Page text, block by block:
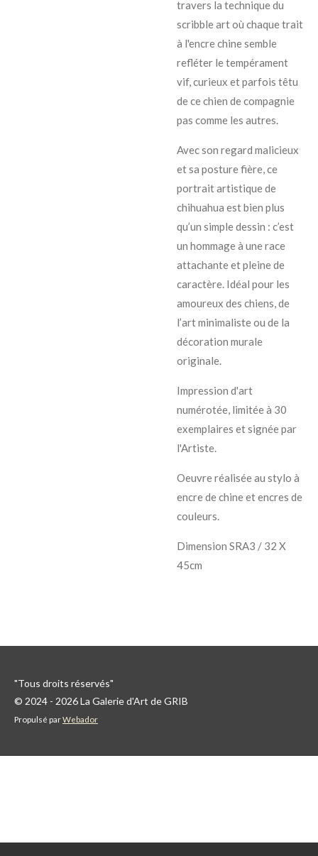
travers la technique du
scribble art où chaque trait
à l'encre chine semble
refléter le tempérament
vif, curieux et parfois têtu
de ce chien de compagnie
pas comme les autres.
Avec son regard malicieux
et sa posture fière, ce
portrait artistique de
chihuahua est bien plus
qu’un simple dessin : c’est
un hommage à une race
attachante et pleine de
caractère. Idéal pour les
amoureux des chiens, de
l’art minimaliste ou de la
décoration murale
originale.
Impression d'art
numérotée, limitée à 30
exemplaires et signée par
l'Artiste.
Oeuvre réalisée au stylo à
encre de chine et encres de
couleurs.
Dimension SRA3 / 32 X
45cm
"Tous droits réservés"
© 2024 - 2026 La Galerie d'Art de GRIB
Propulsé parWebador